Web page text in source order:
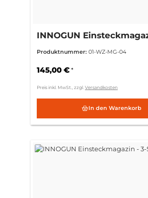
INNOGUN
Produktnummer: 01-WZ-MG-04
145,00 € *
Preis inkl. MwSt., zzgl. Versandkosten
In den Warenkorb